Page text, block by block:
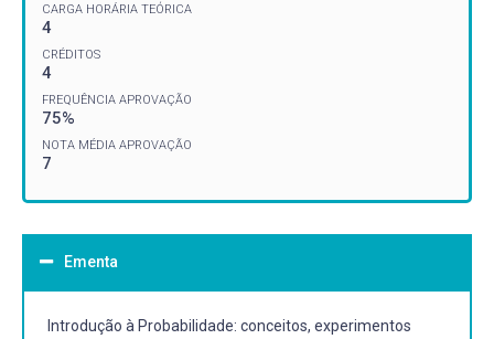
CARGA HORÁRIA TEÓRICA
4
CRÉDITOS
4
FREQUÊNCIA APROVAÇÃO
75%
NOTA MÉDIA APROVAÇÃO
7
Ementa
Introdução à Probabilidade: conceitos, experimentos